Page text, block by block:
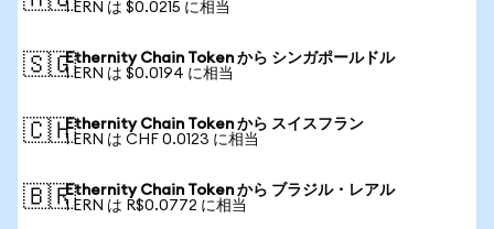
1 ERN は $0.0215 に相当
🇸🇬Ethernity Chain Token から シンガポールドル
1 ERN は $0.0194 に相当
🇨🇭Ethernity Chain Token から スイスフラン
1 ERN は CHF 0.0123 に相当
🇧🇷Ethernity Chain Token から ブラジル・レアル
1 ERN は R$0.0772 に相当